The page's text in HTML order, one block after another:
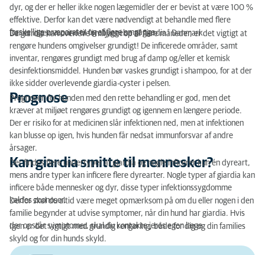
dyr, og der er heller ikke nogen lægemidler der er bevist at være 100 %
effektive. Derfor kan det være nødvendigt at behandle med flere
forskellige præparater og af flere omgange.
Der er ingen vaccine til forebyggelse af giardia i Danmark.
Da giardia kan overleve i miljøet i op til flere måneder, er det vigtigt at
rengøre hundens omgivelser grundigt! De inficerede områder, samt
inventar, rengøres grundigt med brug af damp og/eller et kemisk
desinfektionsmiddel. Hunden bør vaskes grundigt i shampoo, for at der
ikke sidder overlevende giardia-cyster i pelsen.
Prognose
Prognosen for hunden med den rette behandling er god, men det
kræver at miljøet rengøres grundigt og igennem en længere periode.
Der er risiko for at medicinen slår infektionen ned, men at infektionen
kan blusse op igen, hvis hunden får nedsat immunforsvar af andre
årsager.
Kan giardia smitte til mennesker?
Der findes flere undertyper af giardia og nogle inficerer kun én dyreart,
mens andre typer kan inficere flere dyrearter. Nogle typer af giardia kan
inficere både mennesker og dyr, disse typer infektionssygdomme
kaldes zoonoser.
Derfor skal du altid være meget opmærksom på om du eller nogen i den
familie begynder at udvise symptomer, når din hund har giardia. Hvis
der opstår symptomer, skal du kontakte jeres egen læge.
Igen er det vigtigt med grundig rengøring, både for dig og din families
skyld og for din hunds skyld.